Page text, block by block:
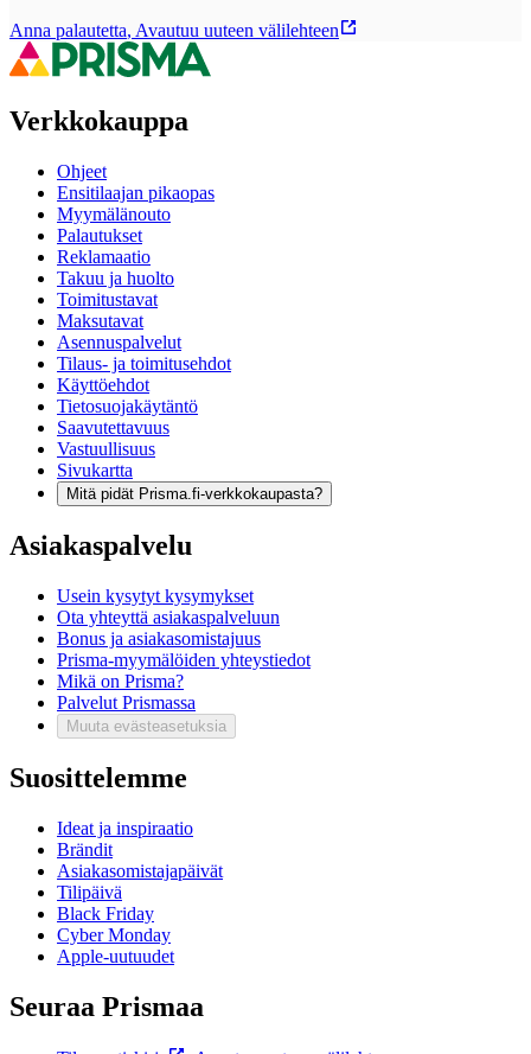
Anna palautetta, Avautuu uuteen välilehteen
Verkkokauppa
Ohjeet
Ensitilaajan pikaopas
Myymälänouto
Palautukset
Reklamaatio
Takuu ja huolto
Toimitustavat
Maksutavat
Asennuspalvelut
Tilaus- ja toimitusehdot
Käyttöehdot
Tietosuojakäytäntö
Saavutettavuus
Vastuullisuus
Sivukartta
Mitä pidät Prisma.fi-verkkokaupasta?
Asiakaspalvelu
Usein kysytyt kysymykset
Ota yhteyttä asiakaspalveluun
Bonus ja asiakasomistajuus
Prisma-myymälöiden yhteystiedot
Mikä on Prisma?
Palvelut Prismassa
Muuta evästeasetuksia
Suosittelemme
Ideat ja inspiraatio
Brändit
Asiakasomistajapäivät
Tilipäivä
Black Friday
Cyber Monday
Apple-uutuudet
Seuraa Prismaa